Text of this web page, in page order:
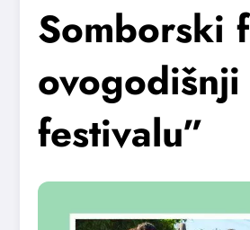
Somborski
festivalu”